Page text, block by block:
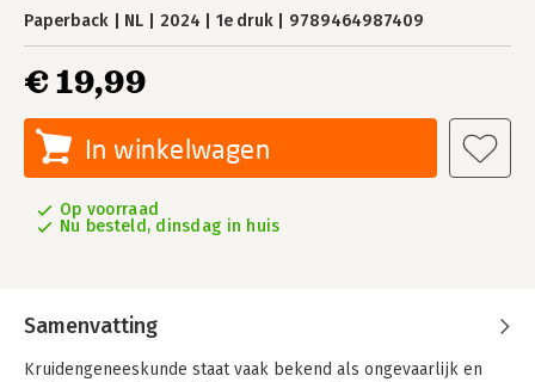
Paperback NL 2024 1e druk 9789464987409
€ 19,99
In winkelwagen
Op voorraad
Nu besteld, dinsdag in huis
Samenvatting
Kruidengeneeskunde staat vaak bekend als ongevaarlijk en